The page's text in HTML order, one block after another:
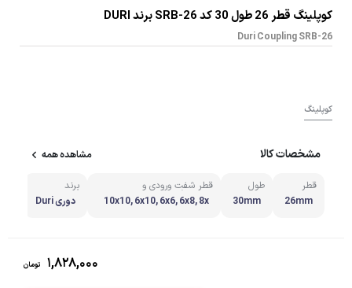
کوپلینگ قطر 26 طول 30 کد SRB-26 برند DURI
Duri Coupling SRB-26
کوپلینگ
مشخصات کالا مشاهده همه
قطر
26mm
طول
30mm
قطر شفت ورودی و
خروجی(mm)
10x10, 6x10, 6x6, 6x8, 8x
برند
دوری Duri
۱,۸۲۸,۰۰۰ تومان